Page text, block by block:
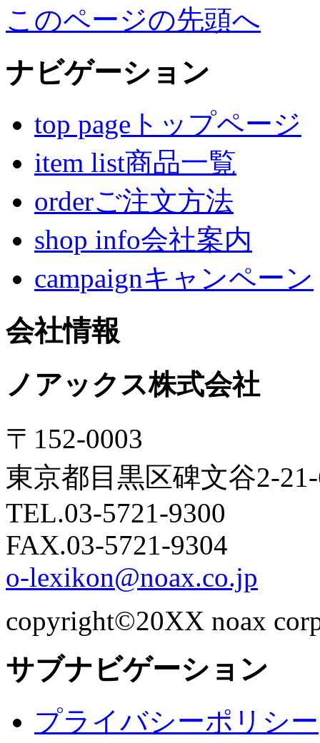
このページの先頭へ
ナビゲーション
top pageトップページ
item list商品一覧
orderご注文方法
shop info会社案内
campaignキャンペーン
会社情報
ノアックス株式会社
〒152-0003
東京都目黒区碑文谷2-
TEL.03-5721-9300
FAX.03-5721-9304
o-lexikon@noax.co.jp
copyright©20XX noax
サブナビゲーション
プライバシーポリシー